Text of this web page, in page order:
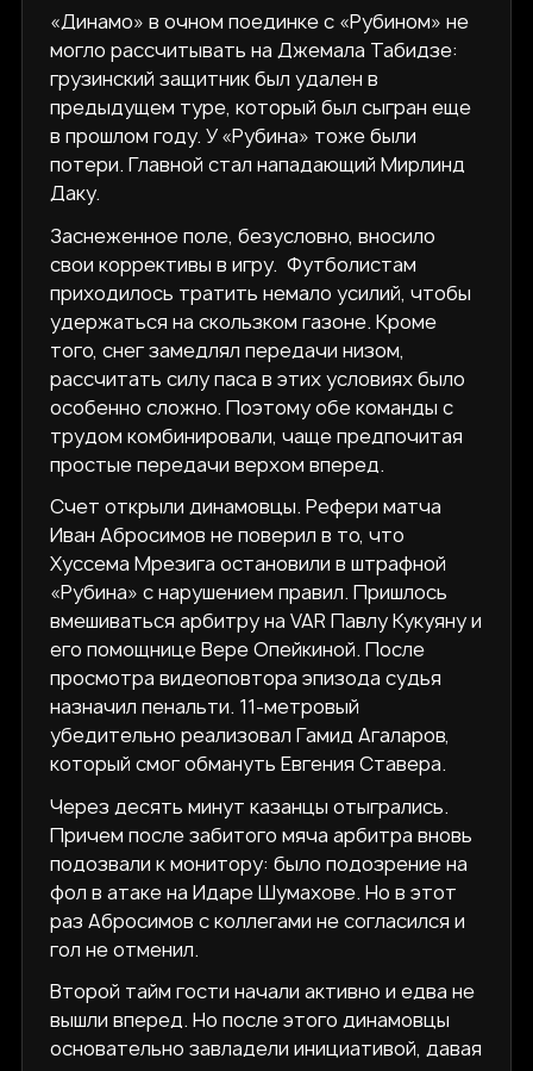
«Динамо» в очном поединке с «Рубином» не
могло рассчитывать на Джемала Табидзе:
грузинский защитник был удален в
предыдущем туре, который был сыгран еще
в прошлом году. У «Рубина» тоже были
потери. Главной стал нападающий Мирлинд
Даку.
Заснеженное поле, безусловно, вносило
свои коррективы в игру. Футболистам
приходилось тратить немало усилий, чтобы
удержаться на скользком газоне. Кроме
того, снег замедлял передачи низом,
рассчитать силу паса в этих условиях было
особенно сложно. Поэтому обе команды с
трудом комбинировали, чаще предпочитая
простые передачи верхом вперед.
Счет открыли динамовцы. Рефери матча
Иван Абросимов не поверил в то, что
Хуссема Мрезига остановили в штрафной
«Рубина» с нарушением правил. Пришлось
вмешиваться арбитру на VAR Павлу Кукуяну и
его помощнице Вере Опейкиной. После
просмотра видеоповтора эпизода судья
назначил пенальти. 11-метровый
убедительно реализовал Гамид Агаларов,
который смог обмануть Евгения Ставера.
Через десять минут казанцы отыгрались.
Причем после забитого мяча арбитра вновь
подозвали к монитору: было подозрение на
фол в атаке на Идаре Шумахове. Но в этот
раз Абросимов с коллегами не согласился и
гол не отменил.
Второй тайм гости начали активно и едва не
вышли вперед. Но после этого динамовцы
основательно завладели инициативой, давая